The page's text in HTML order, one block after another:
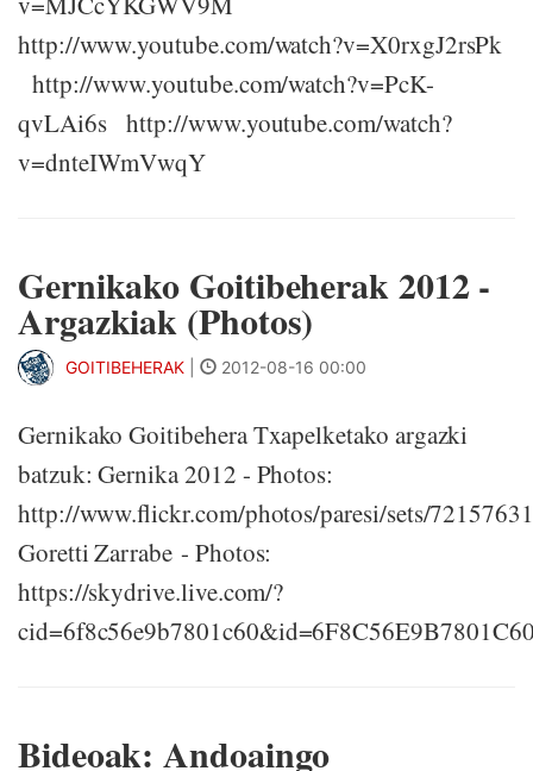
http://www.youtube.com/watch?v=X0rxgJ2rsPk
http://www.youtube.com/watch?v=PcK-
qvLAi6s http://www.youtube.com/watch?
v=dnteIWmVwqY
Gernikako Goitibeherak 2012 -
Argazkiak (Photos)
GOITIBEHERAK 2012-08-16 00:00
Gernikako Goitibehera Txapelketako argazki
batzuk: Gernika 2012 - Photos:
http://www.flickr.com/photos/paresi/sets/
Goretti Zarrabe - Photos:
https://skydrive.live.com/?
Bideoak: Andoaingo